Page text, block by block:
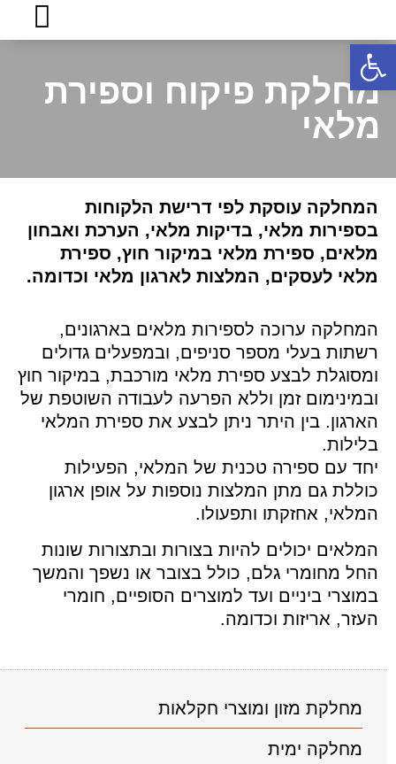
פתח סרגל נגישות
מחלקת פיקוח וספירת
מלאי
מחלקת מזון ומוצרי חקלאות
מחלקה ימית
המחלקה עוסקת לפי דרישת הלקוחות
בספירות מלאי, בדיקות מלאי, הערכת ואבחון
מלאים, ספירת מלאי במיקור חוץ, ספירת
מלאי לעסקים, המלצות לארגון מלאי וכדומה.
המחלקה ערוכה לספירות מלאים בארגונים,
רשתות בעלי מספר סניפים, ובמפעלים גדולים
ומסוגלת לבצע ספירת מלאי מורכבת, במיקור חוץ
ובמינימום זמן וללא הפרעה לעבודה השוטפת של
הארגון. בין היתר ניתן לבצע את ספירת המלאי
בלילות.
יחד עם ספירה טכנית של המלאי, הפעילות
כוללת גם מתן המלצות נוספות על אופן ארגון
המלאי, אחזקתו ותפעולו.
המלאים יכולים להיות בצורות ובתצורות שונות
החל מחומרי גלם, כולל בצובר או נשפך והמשך
במוצרי ביניים ועד למוצרים הסופיים, חומרי
העזר, אריזות וכדומה.